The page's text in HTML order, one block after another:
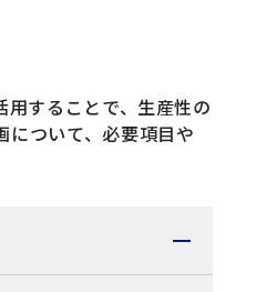
することで、生産性の
について、必要項目や